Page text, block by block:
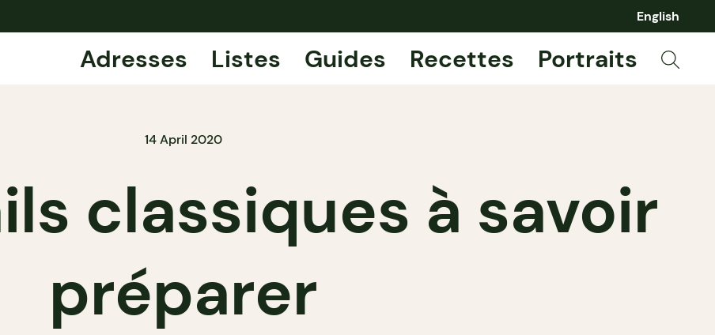
English
Adresses Listes Guides Recettes Portraits
14 April 2020
classiques à savoir
préparer